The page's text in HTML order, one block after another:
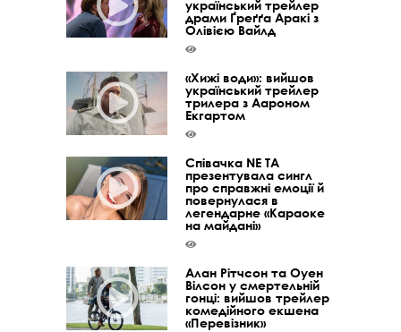
український трейлер
драми Ґреґґа Аракі з
Олівією Вайлд
«Хижі води»: вийшов
український трейлер
трилера з Аароном
Екгартом
Співачка NE TA
презентувала сингл
про справжні емоції й
повернулася в
легендарне «Караоке
на майдані»
Алан Рітчсон та Оуен
Вілсон у смертельній
гонці: вийшов трейлер
комедійного екшена
«Перевізник»